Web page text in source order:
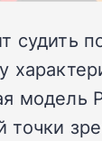
судить
модель
точки